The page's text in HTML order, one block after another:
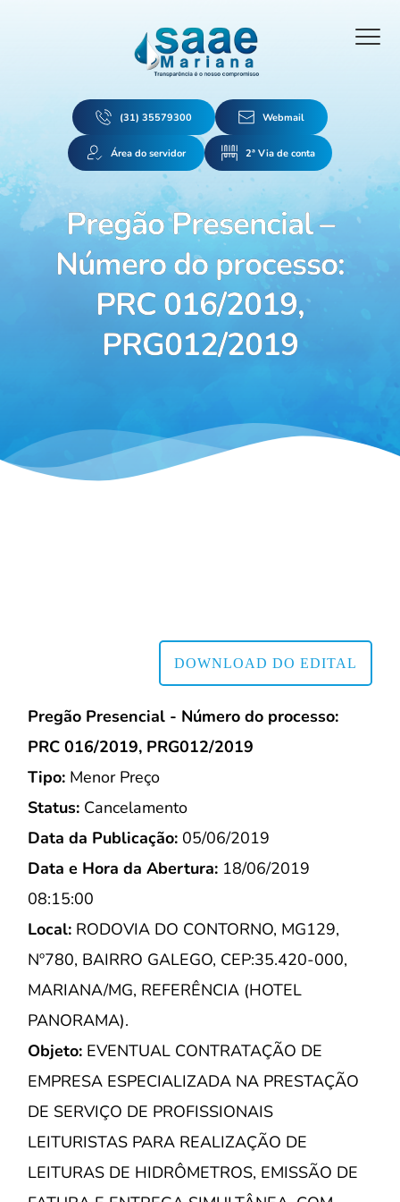
(31) 35579300 Webmail
Área do servidor 2ª Via de conta
Pregão Presencial –
Número do processo:
PRC 016/2019,
PRG012/2019
DOWNLOAD DO EDITAL
Pregão Presencial - Número do processo:
PRC 016/2019, PRG012/2019
Tipo: Menor Preço
Status: Cancelamento
Data da Publicação: 05/06/2019
Data e Hora da Abertura: 18/06/2019
08:15:00
Local: RODOVIA DO CONTORNO, MG129,
Nº780, BAIRRO GALEGO, CEP:35.420-000,
MARIANA/MG, REFERÊNCIA (HOTEL
PANORAMA).
Objeto: EVENTUAL CONTRATAÇÃO DE
EMPRESA ESPECIALIZADA NA PRESTAÇÃO
DE SERVIÇO DE PROFISSIONAIS
LEITURISTAS PARA REALIZAÇÃO DE
LEITURAS DE HIDRÔMETROS, EMISSÃO DE